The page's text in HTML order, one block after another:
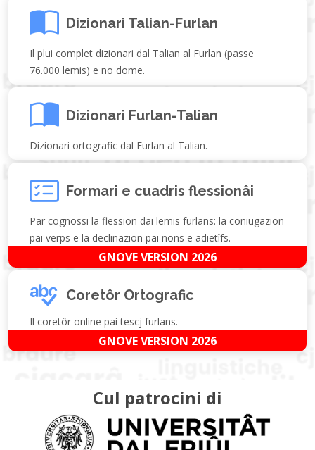
Dizionari Talian-Furlan
Il plui complet dizionari dal Talian al Furlan (passe
76.000 lemis) e no dome.
Dizionari Furlan-Talian
Dizionari ortografic dal Furlan al Talian.
Formari e cuadris flessionâi
Par cognossi la flession dai lemis furlans: la coniugazion
pai verps e la declinazion pai nons e adietîfs.
GNOVE VERSION 2026
Coretôr Ortografic
Il coretôr online pai tescj furlans.
GNOVE VERSION 2026
Cul patrocini di